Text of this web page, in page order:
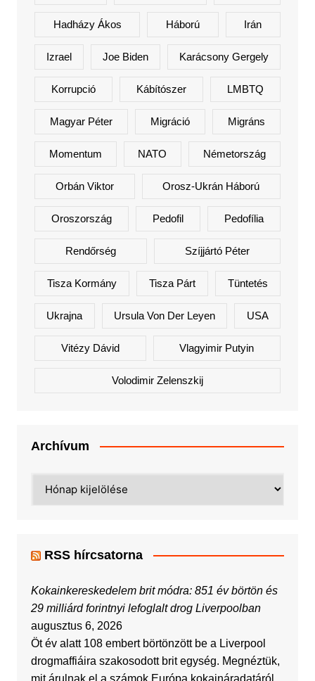
Hadházy Ákos Háború Irán
Izrael Joe Biden Karácsony Gergely
Korrupció Kábítószer LMBTQ
Magyar Péter Migráció Migráns
Momentum NATO Németország
Orbán Viktor Orosz-Ukrán Háború
Oroszország Pedofil Pedofília
Rendőrség Szíjjártó Péter
Tisza Kormány Tisza Párt Tüntetés
Ukrajna Ursula Von Der Leyen USA
Vitézy Dávid Vlagyimir Putyin
Volodimir Zelenszkij
Archívum
RSS hírcsatorna
Kokainkereskedelem brit módra: 851 év börtön és
29 milliárd forintnyi lefoglalt drog Liverpoolban
augusztus 6, 2026
Öt év alatt 108 embert börtönzött be a Liverpool
drogmaffiáira szakosodott brit egység. Megnéztük,
mit árulnak el a számok Európa kokaináradatáról